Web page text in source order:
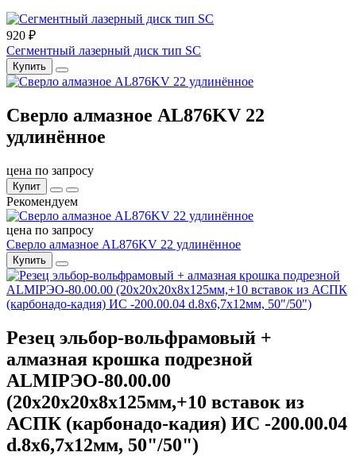
920 ₽
Сегментный лазерный диск тип SC
Купить
Сверло алмазное AL876KV 22
удлинённое
цена по запросу
Купит
Рекомендуем
цена по запросу
Сверло алмазное AL876KV 22 удлинённое
Купить
Резец эльбор-вольфрамовый +
алмазная крошка подрезной
ALMIРЭО-80.00.00
(20х20х20х8х125мм,+10 вставок из
АСПК (карбонадо-кадия) ИС -200.00.04
d.8х6,7х12мм, 50"/50")